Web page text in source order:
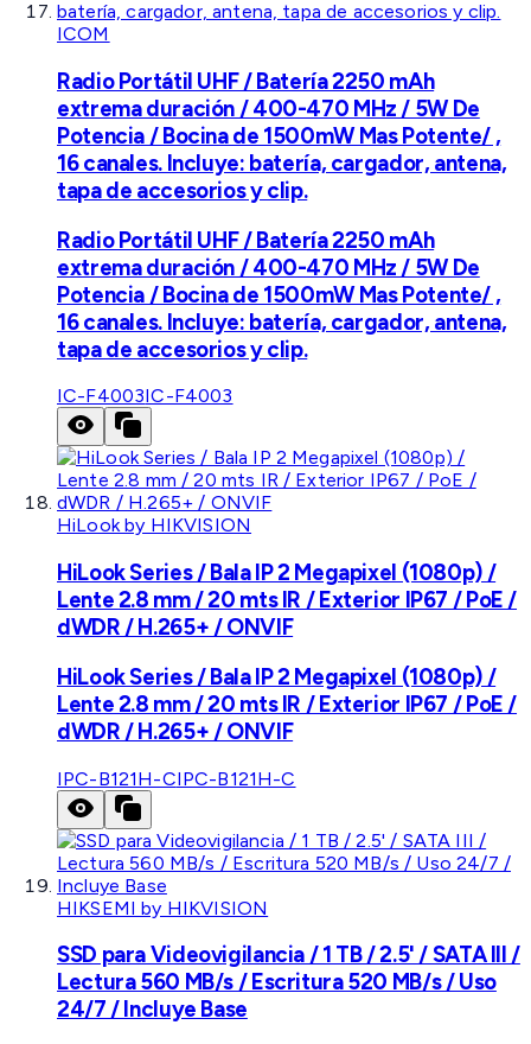
ICOM
Radio Portátil UHF / Batería 2250 mAh
extrema duración / 400-470 MHz / 5W De
Potencia / Bocina de 1500mW Mas Potente/ ,
16 canales. Incluye: batería, cargador, antena,
tapa de accesorios y clip.
Radio Portátil UHF / Batería 2250 mAh
extrema duración / 400-470 MHz / 5W De
Potencia / Bocina de 1500mW Mas Potente/ ,
16 canales. Incluye: batería, cargador, antena,
tapa de accesorios y clip.
IC-F4003IC-F4003
HiLook by HIKVISION
HiLook Series / Bala IP 2 Megapixel (1080p) /
Lente 2.8 mm / 20 mts IR / Exterior IP67 / PoE /
dWDR / H.265+ / ONVIF
HiLook Series / Bala IP 2 Megapixel (1080p) /
Lente 2.8 mm / 20 mts IR / Exterior IP67 / PoE /
dWDR / H.265+ / ONVIF
IPC-B121H-CIPC-B121H-C
HIKSEMI by HIKVISION
SSD para Videovigilancia / 1 TB / 2.5' / SATA III /
Lectura 560 MB/s / Escritura 520 MB/s / Uso
24/7 / Incluye Base